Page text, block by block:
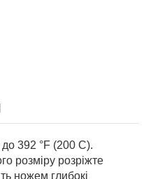
до 392 °F (200 C).
розміру розріжте
ножем глибокі